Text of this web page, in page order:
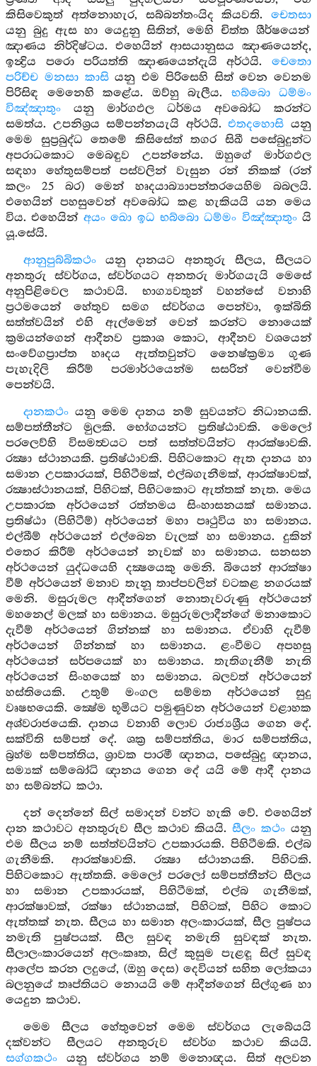
කිසිවෙකුත් අත්නොහැර, සබ්බන්තංයිද කියවති. චෙතසා
යනු බුදු ඇස හා යෙදුනු සිතින්, මෙහි චිත්ත ශීර්ෂයෙන්
ඤාණය නිර්දිෂ්ටය. එහෙයින් ආසයානුසය ඤාණයෙන්ද,
ඉන්‍ද්‍රිය පරො පරියත්ති ඤාණයෙන්දැයි අර්ථයි. චෙතො
පරිච්ච මනසා කාසියනු එම පිරිසෙහි සිත් වෙන වෙනම
පිරිසිඳ මෙනෙහි කළේය. ඔව්හු බැලීය. භබ්බො ධම්මං
විඤ්ඤාතුං යනු මාර්ගඵල ධර්මය අවබෝධ කරන්ට
සමත්ය. උපනිශ්‍රය සම්පන්නයැයි අර්ථයි.එතදහොසි යනු
මෙම සුප්‍රබුද්ධ තෙමේ කිසිසේත් තගර සිඛී පසේබුදුන්ට
අපරාධකොට මෙබඳුව උපන්නේය. ඔහුගේ මාර්ගඵල
සඳහා හේතුසම්පත් පස්වලින් වැසුන රන් නිකක් (රන්
කලං 25 බර) මෙන් හෘදයාබ්‍යාපන්තරයෙහිම බබලයි.
එහෙයින් පහසුවෙන් අවබෝධ කළ හැකියයි යන මෙය
විය. එහෙයින් අයං ඛො ඉධ භබ්බො ධම්මං විඤ්ඤාතුංයි
යූ.සේයි.
ආනුපුබ්බිකථංයනු දානයට අනතුරු සීලය, සීලයට
අනතුරු ස්වර්ගය, ස්වර්ගයට අනතරු මාර්ගයැයි මෙසේ
අනුපිළිවෙල කථාවයි. භාග්‍යවතුන් වහන්සේ වනාහි
ප්‍රථමයෙන් හේතුව සමග ස්වර්ගය පෙන්වා, ඉක්බිති
සත්ත්වයින් එහි ඇල්මෙන් වෙන් කරන්ට නොයෙක්
ක්‍රමයන්ගෙන් ආදීනව ප්‍රකාශ කොට, ආදීනව වශයෙන්
සංවේගප්‍රාප්ත හෘදය ඇත්තවුන්ට නෛෂ්ක්‍රම්‍ය ගුණ
පැහැදිලි කිරීම් පරමාර්ථයෙන්ම සසරින් වෙන්වීම
පෙන්වයි.
දානකථංයනු මෙම දානය නම් සුවයන්ට නිධානයකි.
සම්පත්තීන්ට මුලකි. භෝගයන්ට ප්‍රතිෂ්ඨාවකි. මෙලෝ
පරලෙව්හි විසමත්‍වයට පත් සත්ත්වයින්ට ආරක්ෂාවකි.
රක්‍ෂා ස්ථානයකි. ප්‍රතිෂ්ඨාවකි. පිහිටකොට ඇත දානය හා
සමාන උපකාරයක්, පිහිටීමක්, එල්බගැනීමක්, ආරක්ෂාවක්,
රක්‍ෂාස්ථානයක්, පිහිටක්, පිහිටකොට ඇත්තක් නැත. මෙය
උපකාරක අර්ථයෙන් රත්නමය සිංහාසනයක් සමානය.
ප්‍රතිෂ්ඨා (පිහිටීම්) අර්ථයෙන් මහා පෘථුවිය හා සමානය.
එල්බීම් අර්ථයෙන් එල්බෙන වැලක් හා සමානය. දුකින්
එතෙර කිරීම් අර්ථයෙන් නැවක් හා සමානය. සනසන
අර්ථයෙන් යුද්ධයෙහි දක්‍ෂයෙකු මෙනි. බියෙන් ආරක්ෂා
වීම් අර්ථයෙන් මනාව තැනූ තාප්පවලින් වටකළ නගරයක්
මෙනි. මසුරුමල ආදීන්ගෙන් නොතැවරුණු අර්ථයෙන්
මහනෙල් මලක් හා සමානය. මසුරුමලාදීන්ගේ මනාකොට
දැවීම් අර්ථයෙන් ගින්නක් හා සමානය. ඒවාහි දැවීම්
අර්ථයෙන් ගින්නක් හා සමානය. ළංවීමට අපහසු
අර්ථයෙන් සර්පයෙක් හා සමානය. තැතිගැනීම් නැති
අර්ථයෙන් සිංහයෙක් හා සමානය. බලවත් අර්ථයෙන්
හස්තියෙකි. උතුම් මංගල සම්මත අර්ථයෙන් සුදු
වෘෂභයෙකි. ක්‍ෂේම භූමියට පමුණුවන අර්ථයෙන් වළාහක
අශ්වරාජයෙකි. දානය වනාහි ලොව රාජ්‍යශ්‍රීය ගෙන දේ.
සක්විති සම්පත් දේ. ශක්‍ර සම්පත්තිය, මාර සම්පත්තිය,
බ්‍රහ්ම සම්පත්තිය, ශ්‍රාවක පාරමී ඥානය, පසේබුදු ඥානය,
සම්‍යක් සම්බෝධි ඥානය ගෙන දේ යයි මේ ආදී දානය
හා සම්බන්ධ කථා.
දන් දෙන්නේ සිල් සමාදන් වන්ට හැකි වේ. එහෙයින්
දාන කථාවට අනතුරුව සීල කථාව කියයි.සීලං කථං යනු
එම සීලය නම් සත්ත්වයින්ට උපකාරයකි. පිහිටීමකි. එල්බ
ගැනීමකි. ආරක්ෂාවකි. රක්‍ෂා ස්ථානයකි. පිහිටකි.
පිහිටකොට ඇත්තකි. මෙලෝ පරලෝ සම්පත්තීන්ට සීලය
හා සමාන උපකාරයක්, පිහිටීමක්, එල්බ ගැනීමක්,
ආරක්ෂාවක්, රක්ෂා ස්ථානයක්, පිහිටක්, පිහිට කොට
ඇත්තක් නැත. සීලය හා සමාන අලංකාරයක්, සීල පුෂ්පය
නමැති පුෂ්පයක්. සීල සුවඳ නමැති සුවඳක් නැත.
සීලාලංකාරයෙන් අලංකෘත, සිල් කුසුම පැළඳූ සිල් සුවඳ
ආලේප කරන ලදුයේ, (ඔහු දෙස) දෙවියන් සහිත ලෝකයා
බලනුයේ තෘප්තියට නොයයි මේ ආදීන්ගෙන් සිල්ගුණ හා
යෙදුන කථාව.
මෙම සීලය හේතුවෙන් මෙම ස්වර්ගය ලැබේයයි
දක්වන්ට සීලයට අනතුරුව ස්වර්ග කථාව කියයි.
සග්ගකථං යනු ස්වර්ගය නම් මනොඥය. සිත් අලවන